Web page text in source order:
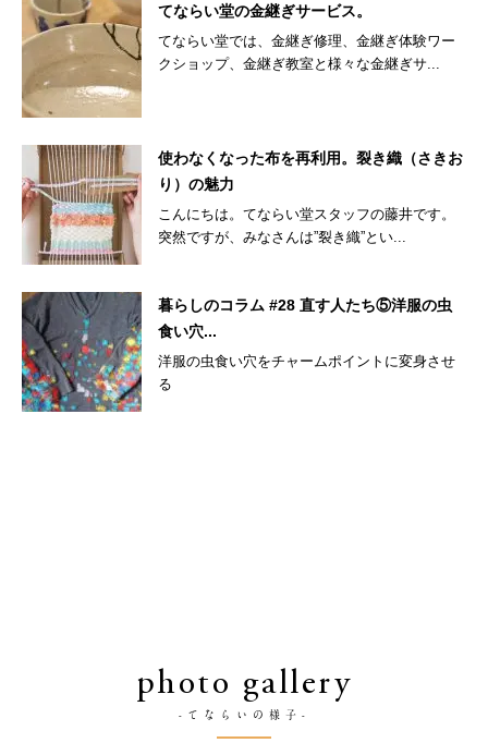
てならい堂の金継ぎサービス。
てならい堂では、金継ぎ修理、金継ぎ体験ワー
クショップ、金継ぎ教室と様々な金継ぎサ...
使わなくなった布を再利用。裂き織（さきお
り）の魅力
こんにちは。てならい堂スタッフの藤井です。
突然ですが、みなさんは”裂き織”とい...
暮らしのコラム #28 直す人たち⑤洋服の虫
食い穴...
洋服の虫食い穴をチャームポイントに変身させ
る
photo gallery
-てならいの様子-